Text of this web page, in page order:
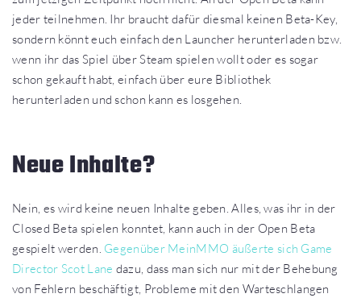
jeder teilnehmen. Ihr braucht dafür diesmal keinen Beta-Key,
sondern könnt euch einfach den Launcher herunterladen bzw.
wenn ihr das Spiel über Steam spielen wollt oder es sogar
schon gekauft habt, einfach über eure Bibliothek
herunterladen und schon kann es losgehen.
Neue Inhalte?
Nein, es wird keine neuen Inhalte geben. Alles, was ihr in der
Closed Beta spielen konntet, kann auch in der Open Beta
gespielt werden. Gegenüber MeinMMO äußerte sich Game
Director Scot Lane dazu, dass man sich nur mit der Behebung
von Fehlern beschäftigt, Probleme mit den Warteschlangen